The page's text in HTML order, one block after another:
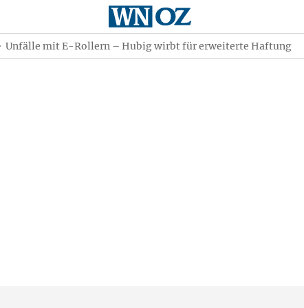
Unfälle mit E-Rollern – Hubig wirbt für erweiterte Haftung